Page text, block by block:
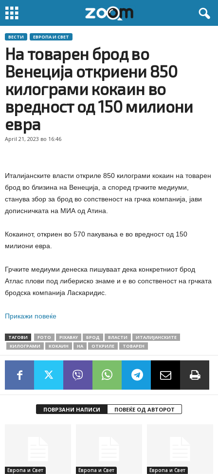
ВЕСТИ ЕВРОПА И СВЕТ
На товарен брод во
Венеција откриени 850
килограми кокаин во
вредност од 150 милиони
евра
April 21, 2023 во 16:46
Италијанските власти откриле 850 килограми кокаин на товарен
брод во близина на Венеција, а според грчките медиуми,
станува збор за брод во сопственост на грчка компанија, јави
дописничката на МИА од Атина.
Кокаинот, откриен во 570 пакувања е во вредност од 150
милиони евра.
Грчките медиуми денеска пишуваат дека конкретниот брод
Атлас плови под либериско знаме и е во сопственост на грчката
бродска компанија Ласкаридис.
Прикажи повеќе
ТАГОВИ FOTO PIXABAY БРОД ВЛАСТИ
ИТАЛИЈАНСКИТЕ
КИЛОГРАМИ
КОКАИН НА ОТКРИЛЕ ТОВАРЕН
ПОВРЗАНИ НАПИСИ ПОВЕЌЕ ОД АВТОРОТ
Европа и Свет Европа и Свет Европа и Свет